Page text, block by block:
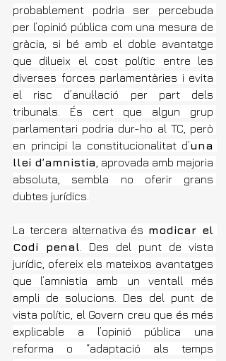
probablement podria ser percebuda
per l’opinió pública com una mesura de
gràcia, si bé amb el doble avantatge
que dilueix el cost polític entre les
diverses forces parlamentàries i evita
el risc d’anul·lació per part dels
tribunals. És cert que algun grup
parlamentari podria dur-ho al TC, però
en principi la constitucionalitat d’una
llei d’amnistia , aprovada amb majoria
absoluta, sembla no oferir grans
dubtes jurídics.
La tercera alternativa és modicar el
Codi penal . Des del punt de vista
jurídic, ofereix els mateixos avantatges
que l’amnistia amb un ventall més
ampli de solucions. Des del punt de
vista polític, el Govern creu que és més
explicable a l’opinió pública una
reforma o “adaptació als temps